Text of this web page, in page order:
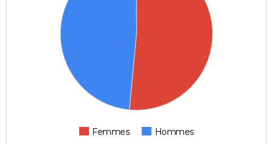
Femmes Hommes